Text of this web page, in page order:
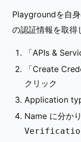
Playgroundを自
の認証情報を取得
「APIs &
「Create
クリック
Application
Name に分か